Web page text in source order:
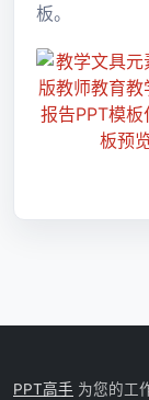
板。
PPT高手 为您的工